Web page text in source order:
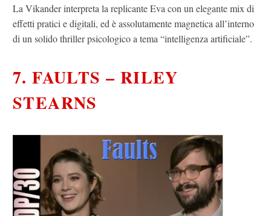
La Vikander interpreta la replicante Eva con un elegante mix di
effetti pratici e digitali, ed è assolutamente magnetica all’interno
di un solido thriller psicologico a tema “intelligenza artificiale”.
7. FAULTS – RILEY
STEARNS